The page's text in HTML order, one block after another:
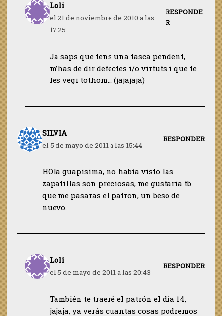
Loli
el 21 de noviembre de 2010 a las
17:25
RESPONDE
R
Ja saps que tens una tasca pendent,
m’has de dir defectes i/o virtuts i que te
les vegi tothom… (jajajaja)
SILVIA
el 5 de mayo de 2011 a las 15:44
RESPONDER
HOla guapisima, no había visto las
zapatillas son preciosas, me gustaria tb
que me pasaras el patron, un beso de
nuevo.
Loli
el 5 de mayo de 2011 a las 20:43
RESPONDER
También te traeré el patrón el día 14,
jajaja, ya verás cuantas cosas podremos